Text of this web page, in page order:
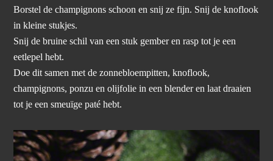
Borstel de champignons schoon en snij ze fijn. Snij de knoflook
in kleine stukjes.
Snij de bruine schil van een stuk gember en rasp tot je een
eetlepel hebt.
Doe dit samen met de zonnebloempitten, knoflook,
champignons, ponzu en olijfolie in een blender en laat draaien
tot je een smeuïge paté hebt.